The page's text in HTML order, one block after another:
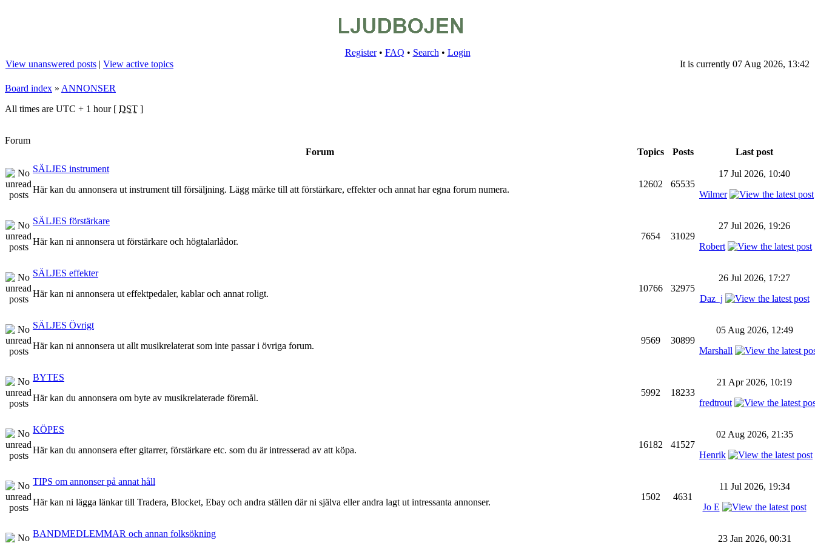
Register• FAQ • Search • Login
View unanswered posts | View active topics It is currently 07 Aug 2026, 13:42
Board index » ANNONSER
All times are UTC + 1 hour [ DST ]
Forum
Forum
Topics Posts
Last post
SÄLJES instrument
Här kan du annonsera ut instrument till försäljning. Lägg märke till att förstärkare, effekter och annat har egna forum numera.
12602 65535
17 Jul 2026, 10:40
Wilmer
SÄLJES förstärkare
Här kan ni annonsera ut förstärkare och högtalarlådor.
7654 31029
27 Jul 2026, 19:26
Robert
SÄLJES effekter
Här kan ni annonsera ut effektpedaler, kablar och annat roligt.
10766 32975
26 Jul 2026, 17:27
Daz_j
SÄLJES Övrigt
Här kan ni annonsera ut allt musikrelaterat som inte passar i övriga forum.
9569 30899
05 Aug 2026, 12:49
Marshall
BYTES
Här kan du annonsera om byte av musikrelaterade föremål.
5992 18233
21 Apr 2026, 10:19
fredtrout
KÖPES
Här kan du annonsera efter gitarrer, förstärkare etc. som du är intresserad av att köpa.
16182 41527
02 Aug 2026, 21:35
Henrik
TIPS om annonser på annat håll
Här kan ni lägga länkar till Tradera, Blocket, Ebay och andra ställen där ni själva eller andra lagt ut intressanta annonser.
1502 4631
11 Jul 2026, 19:34
Jo E
BANDMEDLEMMAR och annan folksökning 23 Jan 2026, 00:31